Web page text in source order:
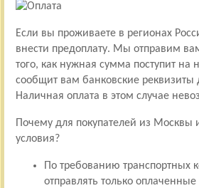
Если вы проживаете в регионах
внести предоплату. Мы отправим
того, как нужная сумма поступит
сообщит вам банковские реквизиты
Наличная оплата в этом случае
Почему для покупателей из Москвы
условия?
По требованию транспортных
отправлять только оплаченные